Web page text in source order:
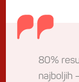
80%
najboljih